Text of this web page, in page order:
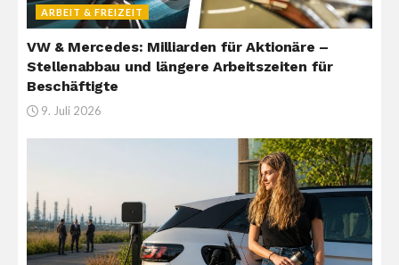
ARBEIT & FREIZEIT
VW & Mercedes: Milliarden für Aktionäre –
Stellenabbau und längere Arbeitszeiten für
Beschäftigte
9. Juli 2026